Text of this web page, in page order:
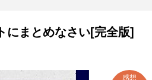
にまとめなさい[完全版]
感想